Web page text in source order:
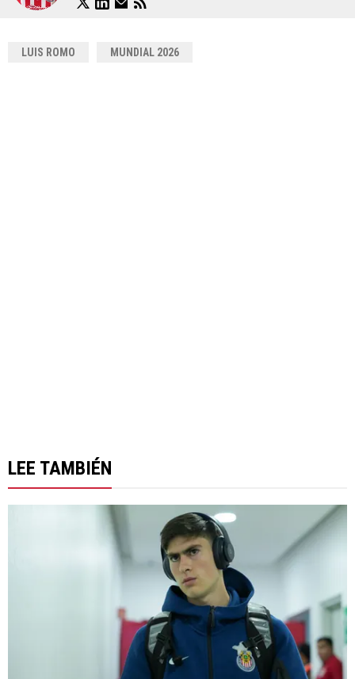
LUIS ROMO MUNDIAL 2026
LEE TAMBIÉN